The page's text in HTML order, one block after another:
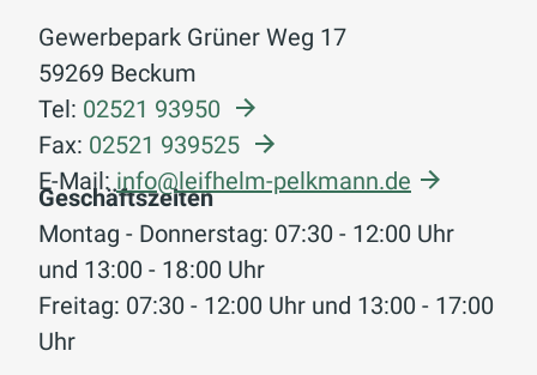
Gewerbepark Grüner Weg 17
59269 Beckum
Tel: 02521 93950
Fax: 02521 939525
E-Mail: info@leifhelm-pelkmann.de
Geschäftszeiten
Montag - Donnerstag: 07:30 - 12:00 Uhr
und 13:00 - 18:00 Uhr
Freitag: 07:30 - 12:00 Uhr und 13:00 - 17:00
Uhr